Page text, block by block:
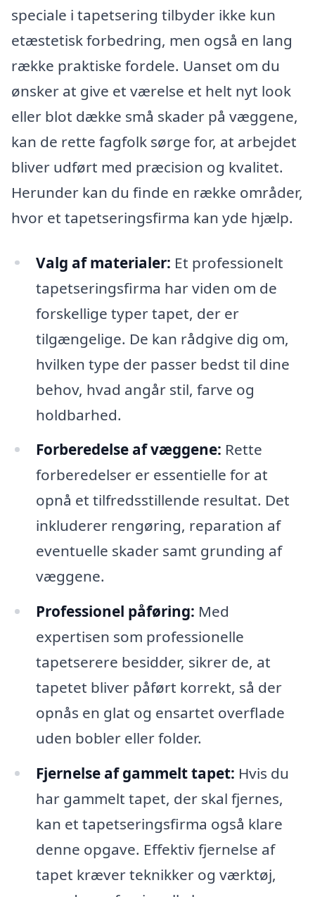
speciale i tapetsering tilbyder ikke kun
etæstetisk forbedring, men også en lang
række praktiske fordele. Uanset om du
ønsker at give et værelse et helt nyt look
eller blot dække små skader på væggene,
kan de rette fagfolk sørge for, at arbejdet
bliver udført med præcision og kvalitet.
Herunder kan du finde en række områder,
hvor et tapetseringsfirma kan yde hjælp.
Valg af materialer: Et professionelt
tapetseringsfirma har viden om de
forskellige typer tapet, der er
tilgængelige. De kan rådgive dig om,
hvilken type der passer bedst til dine
behov, hvad angår stil, farve og
holdbarhed.
Forberedelse af væggene: Rette
forberedelser er essentielle for at
opnå et tilfredsstillende resultat. Det
inkluderer rengøring, reparation af
eventuelle skader samt grunding af
væggene.
Professionel påføring: Med
expertisen som professionelle
tapetserere besidder, sikrer de, at
tapetet bliver påført korrekt, så der
opnås en glat og ensartet overflade
uden bobler eller folder.
Fjernelse af gammelt tapet: Hvis du
har gammelt tapet, der skal fjernes,
kan et tapetseringsfirma også klare
denne opgave. Effektiv fjernelse af
tapet kræver teknikker og værktøj,